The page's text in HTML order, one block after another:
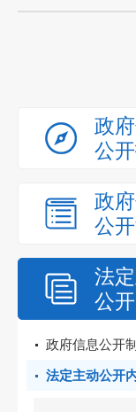
政
公
政
公
法
公
政府信息公开
法定主动公开